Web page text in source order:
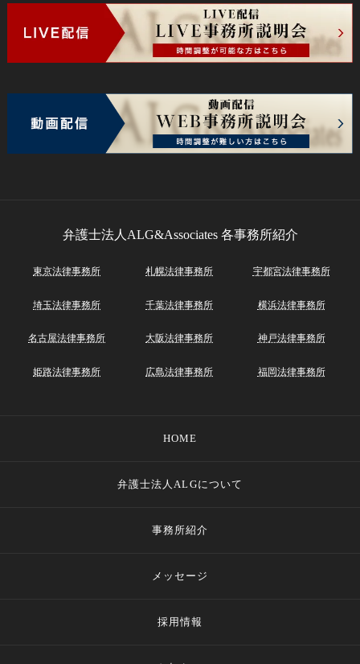
弁護士法人ALG&Associates 各事務所紹介
東京法律事務所 札幌法律事務所 宇都宮法律事務所
埼玉法律事務所 千葉法律事務所 横浜法律事務所
名古屋法律事務所 大阪法律事務所 神戸法律事務所
姫路法律事務所 広島法律事務所 福岡法律事務所
HOME
弁護士法人ALGについて
事務所紹介
メッセージ
採用情報